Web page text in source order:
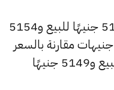
ارتفع سعر عيار 24 ليصل إلى 5177 جنيهًا للبيع و5154
جنيهًا للشراء، بعد زيادة بقيمة 5 جنيهات مقارنة بالسعر
السابق الذي بلغ 5171 جنيهًا للبيع و5149 جنيهًا